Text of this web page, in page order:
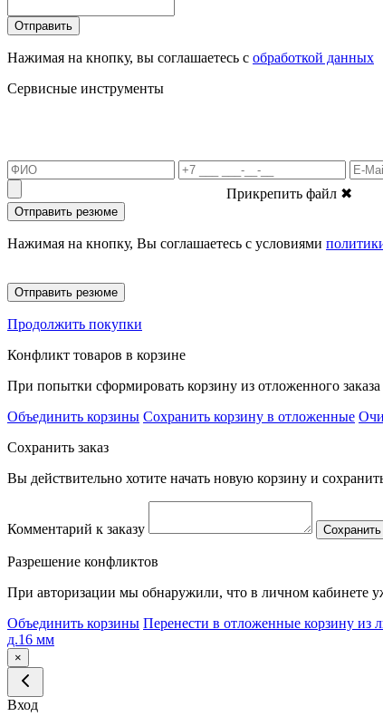
Отправить
Нажимая на кнопку, вы соглашаетесь с обработкой данных
Сервисные инструменты
Прикрепить файл ✖
Отправить резюме
Нажимая на кнопку, Вы соглашаетесь с условиями
Отправить резюме
Продолжить покупки
Конфликт товаров в корзине
При попытки сформировать корзину из отложенного
Объединить корзины Сохранить корзину в отложенные
Сохранить заказ
Вы действительно хотите начать новую корзину и
Комментарий к заказу
Разрешение конфликтов
При авторизации мы обнаружили, что в личном кабинете
Объединить корзины Перенести в отложенные корзину из
д.16 мм
×
Вход